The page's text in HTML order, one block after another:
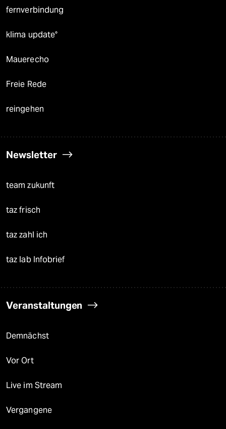
fernverbindung
klima update°
Mauerecho
Freie Rede
reingehen
Newsletter
team zukunft
taz frisch
taz zahl ich
taz lab Infobrief
Veranstaltungen
Demnächst
Vor Ort
Live im Stream
Vergangene